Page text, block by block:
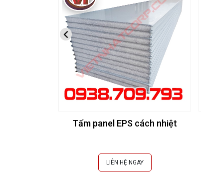
Tấm panel EPS cách nhiệt
LIÊN HỆ NGAY